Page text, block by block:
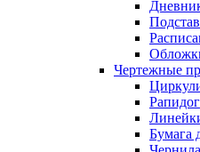
Чертежные
Бумага